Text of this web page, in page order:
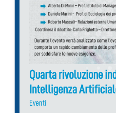
Quarta rivoluzione
Intelligenza
Eventi